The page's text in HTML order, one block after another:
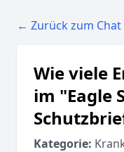
← Zurück zum Chat
Wie viele
im "Eagle
Kategorie: